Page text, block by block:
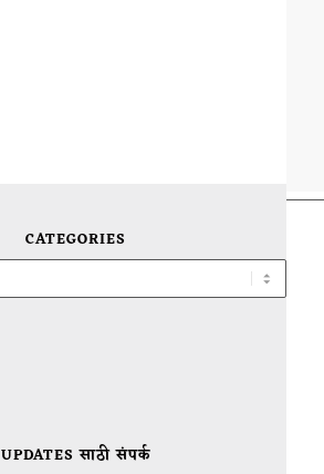
CATEGORIES
UPDATES साठी संपर्क